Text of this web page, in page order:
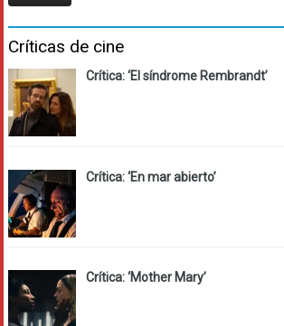
Críticas de cine
Crítica: ‘El síndrome Rembrandt’
Crítica: ‘En mar abierto’
Crítica: ‘Mother Mary’